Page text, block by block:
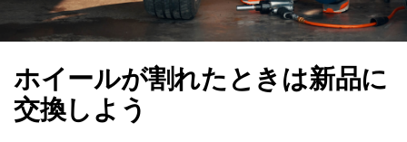
ホイールが割れたときは新品に
交換しよう